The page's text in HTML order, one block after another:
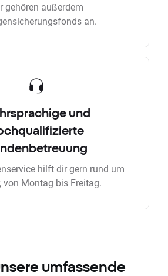
gehören außerdem
an.
und
hilft dir gern rund um
von Montag bis Freitag.
umfassende